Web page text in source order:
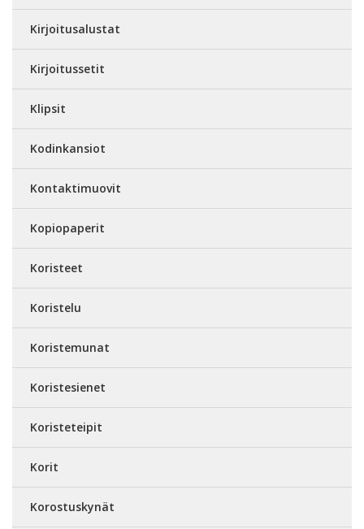
Kirjoitusalustat
Kirjoitussetit
Klipsit
Kodinkansiot
Kontaktimuovit
Kopiopaperit
Koristeet
Koristelu
Koristemunat
Koristesienet
Koristeteipit
Korit
Korostuskynät